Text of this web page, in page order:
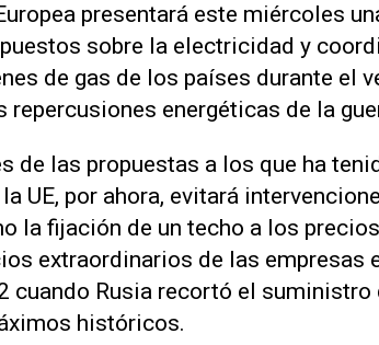
presentará este miércoles
sobre la electricidad y
de gas ‌de los países durante el
repercusiones energéticas de la
de las propuestas a los que ha
UE, por ahora, evitará
la fijación de un techo a los
extraordinarios de las empresas
cuando Rusia recortó el suministro
históricos.